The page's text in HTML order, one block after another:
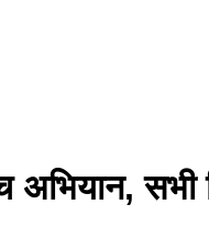
सभी